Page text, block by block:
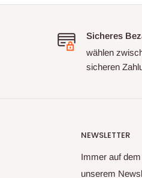
Sicheres
wählen
sicheren
NEWSLETTER
Immer auf
unserem